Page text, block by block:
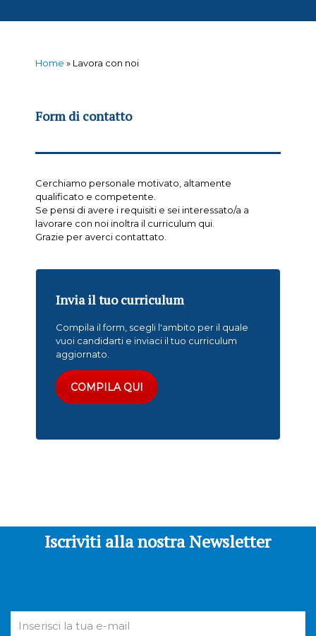
Home » Lavora con noi
Form di contatto
Cerchiamo personale motivato, altamente
qualificato e competente.
Se pensi di avere i requisiti e sei interessato/a a
lavorare con noi inoltra il curriculum qui.
Grazie per averci contattato.
Invia il tuo curriculum
Compila il form, scegli l'ambito per il quale
vuoi candidarti e inviaci il tuo curriculum
aggiornato.
COMPILA QUI
Iscriviti alla nostra Newsletter